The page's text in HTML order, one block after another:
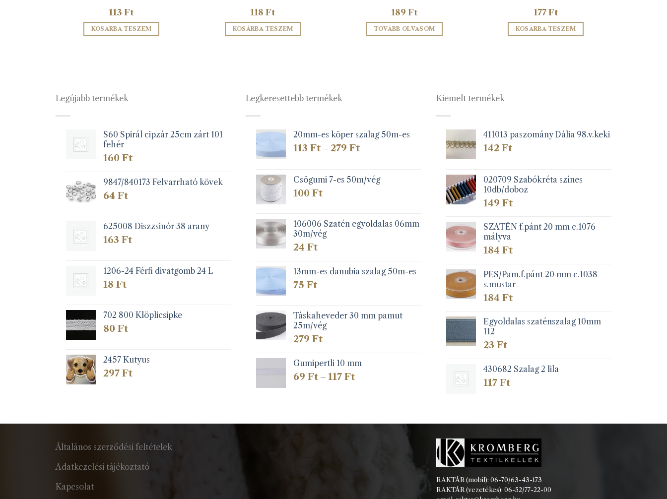
113 Ft
KOSÁRBA TESZEM
118 Ft
KOSÁRBA TESZEM
189 Ft
TOVÁBB OLVASOM
177Ft
KOSÁRBA TESZEM
Legújabb termékek
S60 Spirál cipzár 25cm zárt 101
fehér
160 Ft
9847/840173 Felvarrható kövek
64 Ft
625008 Diszzsinór 38 arany
163 Ft
1206-24 Férfi divatgomb 24 L
18 Ft
702 800 Klöplicsipke
80 Ft
2457 Kutyus
297 Ft
Legkeresettebb termékek
20mm-es köper szalag 50m-es
113Ft – 279FtÁrtartomány:
279 Ft
Csögumi 7-es 50m/vég
100Ft
106006 Szatén egyoldalas 06mm
30m/vég
24Ft
13mm-es danubia szalag 50m-es
75Ft
Táskaheveder 30 mm pamut
25m/vég
279Ft
Gumipertli 10 mm
69Ft – 117FtÁrtartomány:
Kiemelt termékek
411013 paszomány Dália 98.v.keki
142Ft
020709 Szabókréta színes
10db/doboz
149Ft
SZATÉN f.pánt 20 mm c.1076
mályva
184Ft
PES/Pam.f.pánt 20 mm c.1038
s.mustar
184Ft
Egyoldalas szaténszalag 10mm
112
23Ft
430682 Szalag 2 lila
117Ft
Általános szerződési feltételek
Adatkezelési tájékoztató
Kapcsolat
RAKTÁR (mobil): 06-70/63-43-173
RAKTÁR (vezetékes): 06-52/77-22-00